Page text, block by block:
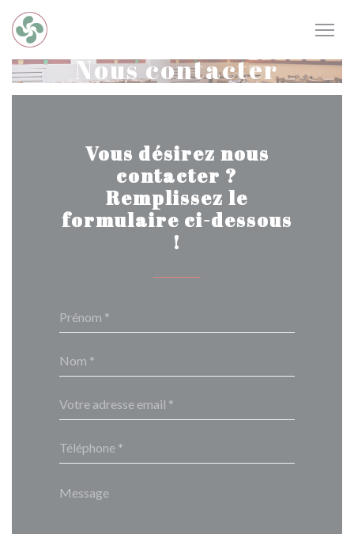
Personnalisation de vos choix en matière de cookies
Nous contacter
Vous désirez nous
contacter ?
Remplissez le
formulaire ci-dessous
!